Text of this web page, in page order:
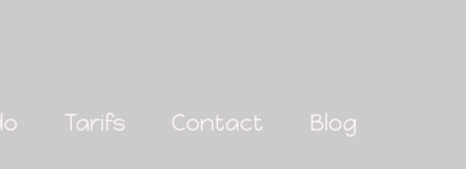
Tarifs Contact Blog